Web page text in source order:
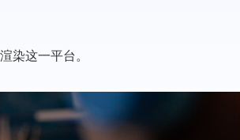
染这一平台。